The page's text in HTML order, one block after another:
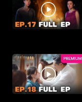
PREMIUM